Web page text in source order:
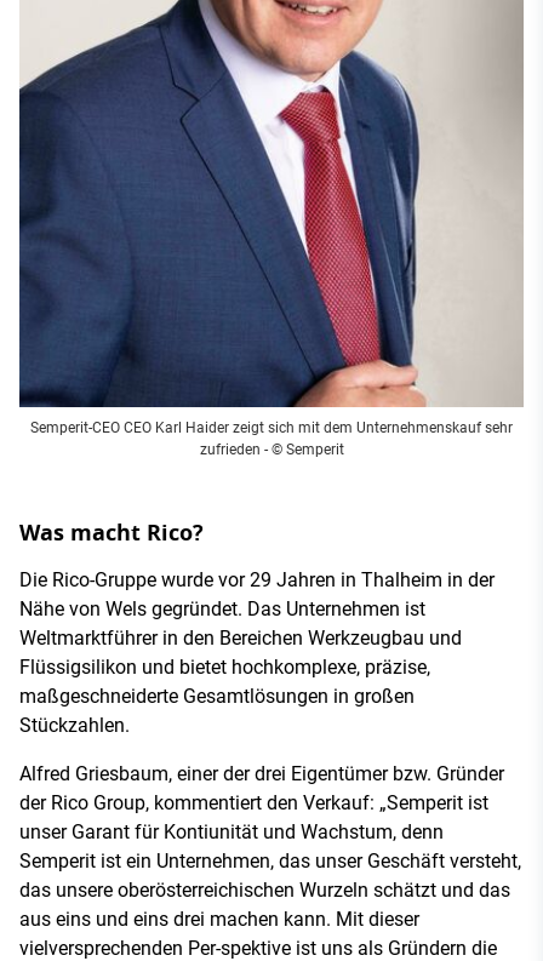
Semperit-CEO CEO Karl Haider zeigt sich mit dem Unternehmenskauf sehr
zufrieden - © Semperit
Was macht Rico?
Die Rico-Gruppe wurde vor 29 Jahren in Thalheim in der
Nähe von Wels gegründet. Das Unternehmen ist
Weltmarktführer in den Bereichen Werkzeugbau und
Flüssigsilikon und bietet hochkomplexe, präzise,
maßgeschneiderte Gesamtlösungen in großen
Stückzahlen.
Alfred Griesbaum, einer der drei Eigentümer bzw. Gründer
der Rico Group, kommentiert den Verkauf: „Semperit ist
unser Garant für Kontiunität und Wachstum, denn
Semperit ist ein Unternehmen, das unser Geschäft versteht,
das unsere oberösterreichischen Wurzeln schätzt und das
aus eins und eins drei machen kann. Mit dieser
vielversprechenden Per-spektive ist uns als Gründern die